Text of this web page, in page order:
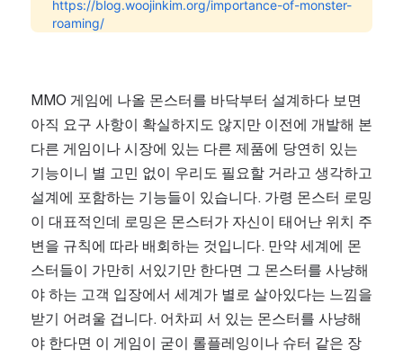
MMO 게임에 나올 몬스터를 바닥부터 설계하다 보면
아직 요구 사항이 확실하지도 않지만 이전에 개발해 본
다른 게임이나 시장에 있는 다른 제품에 당연히 있는
기능이니 별 고민 없이 우리도 필요할 거라고 생각하고
설계에 포함하는 기능들이 있습니다. 가령 몬스터 로밍
이 대표적인데 로밍은 몬스터가 자신이 태어난 위치 주
변을 규칙에 따라 배회하는 것입니다. 만약 세계에 몬
스터들이 가만히 서있기만 한다면 그 몬스터를 사냥해
야 하는 고객 입장에서 세계가 별로 살아있다는 느낌을
받기 어려울 겁니다. 어차피 서 있는 몬스터를 사냥해
야 한다면 이 게임이 굳이 롤플레잉이나 슈터 같은 장